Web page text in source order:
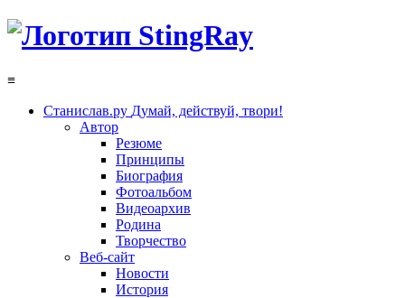
≡
Станислав.ру Думай, действуй, твори!
Автор
Резюме
Принципы
Биография
Фотоальбом
Видеоархив
Родина
Творчество
Веб-сайт
Новости
История